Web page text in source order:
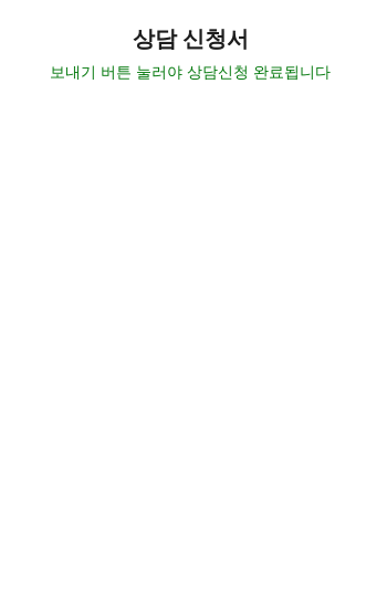
상담 신청서
보내기 버튼 눌러야 상담신청 완료됩니다